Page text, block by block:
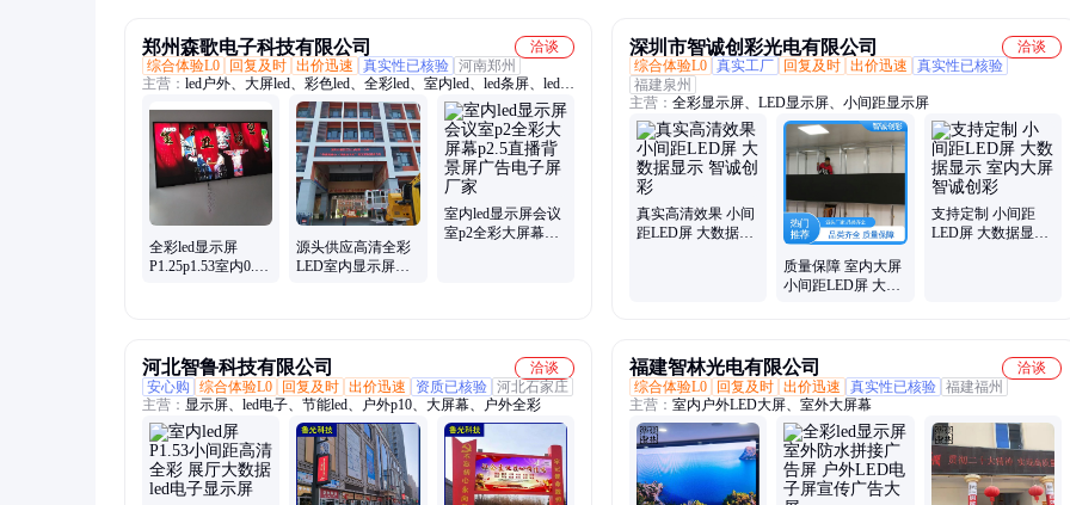
郑州森歌电子科技有限公司
洽谈
综合体验L0
回复及时 出价迅速 真实性已核验 河南郑州
主营： led户外、大屏led、彩色led、全彩led、室内led、led条屏、led电
子、单色led、歌电子led、广告屏led、led室内屏、中高端led、显示屏
led、小间距led、多触点led、大屏幕led、单双色led、会议室led、室外
led屏、显示屏彩屏、室内显示屏、显示屏控制、显示屏模组、显示屏
大屏、彩色电子
全彩led显示屏
P1.25p1.53室内0.93
源头供应高清全彩
LED室内显示屏
室内led显示屏会议
室p2全彩大屏幕
深圳市智诚创彩光电有限公司
洽谈
综合体验L0 真实工厂 回复及时 出价迅速
真实性已核验
福建泉州
主营： 全彩显示屏、LED显示屏、小间距显示屏
真实高清效果 小间
距LED屏 大数据显
质量保障 室内大屏
小间距LED屏 大数
支持定制 小间距
LED屏 大数据显示
河北智鲁科技有限公司
洽谈
安心购
综合体验L0 回复及时 出价迅速 资质已核验 河北石家庄
主营： 显示屏、led电子、节能led、户外p10、大屏幕、户外全彩
福建智林光电有限公司
洽谈
综合体验L0
回复及时 出价迅速 真实性已核验 福建福州
主营： 室内户外LED大屏、室外大屏幕